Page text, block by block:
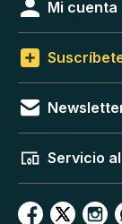
Mi cuenta
Servicio